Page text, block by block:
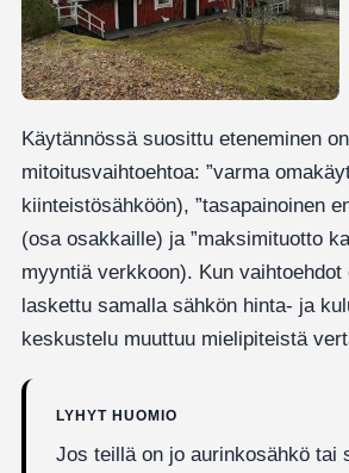
Käytännössä suosittu eteneminen
mitoitusvaihtoehtoa: ”varma
kiinteistösähköön), ”tasapainoinen
(osa osakkaille) ja ”maksimituotto
myyntiä verkkoon). Kun vaihtoehdot
laskettu samalla sähkön hinta- ja
keskustelu muuttuu mielipiteistä
LYHYT HUOMIO
Jos teillä on jo aurinkosähkö tai